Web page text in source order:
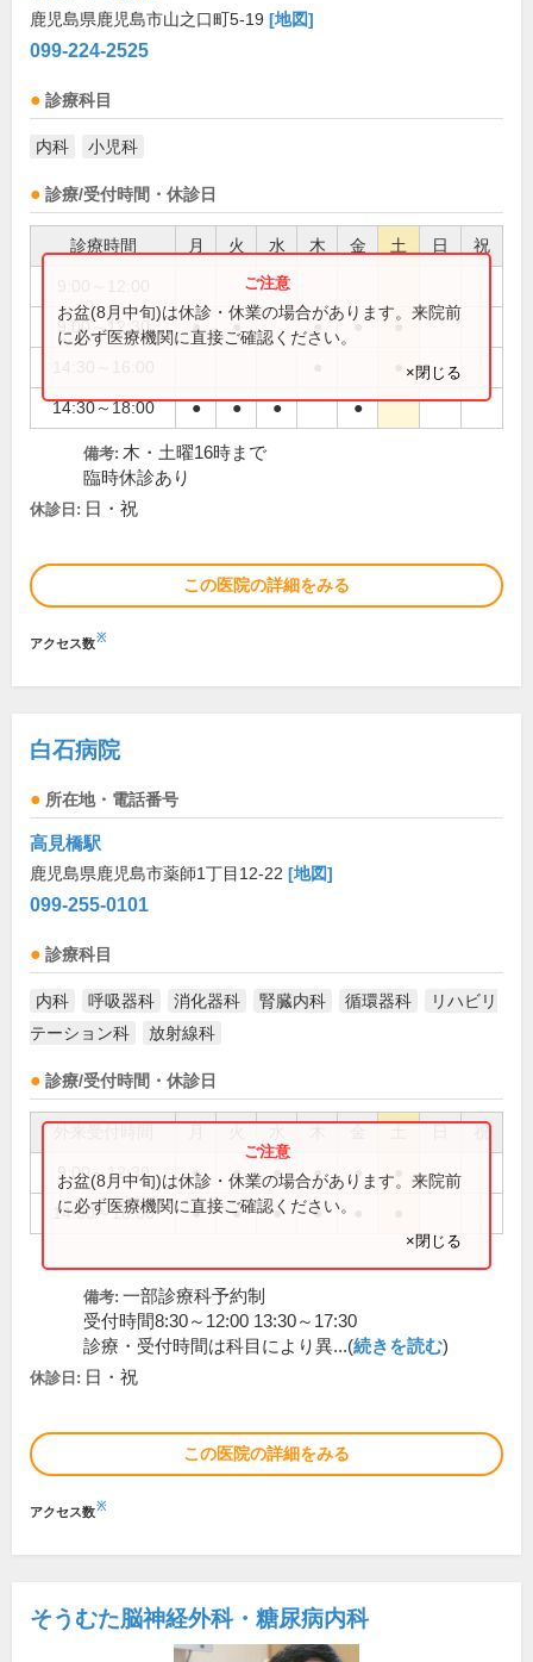
鹿児島県鹿児島市山之口町5-19 [地図]
099-224-2525
診療科目
内科 小児科
診療/受付時間・休診日
診療時間 月 火 水 木 金 土 日 祝
●
9:00～12:30 ● ● ● ● ●
14:30～18:00 ● ● ● ●
お盆(8月中旬)は休診・休業の場合があります。来院前
に必ず医療機関に直接ご確認ください。
×閉じる
備考: 木・土曜16時まで
臨時休診あり
休診日: 日・祝
この医院の詳細をみる
アクセス数※
白石病院
所在地・電話番号
高見橋駅
鹿児島県鹿児島市薬師1丁目12-22 [地図]
099-255-0101
診療科目
内科 呼吸器科 消化器科 腎臓内科 循環器科
リハビリ
テーション科
放射線科
診療/受付時間・休診日
祝
9:00～12:30 ● ● ● ● ●
14:00～18:00 ● ● ● ●
お盆(8月中旬)は休診・休業の場合があります。来院前
に必ず医療機関に直接ご確認ください。
×閉じる
備考: 一部診療科予約制
受付時間8:30～12:00 13:30～17:30
診療・受付時間は科目により異...(続きを読む)
休診日: 日・祝
この医院の詳細をみる
アクセス数※
そうむた脳神経外科・糖尿病内科